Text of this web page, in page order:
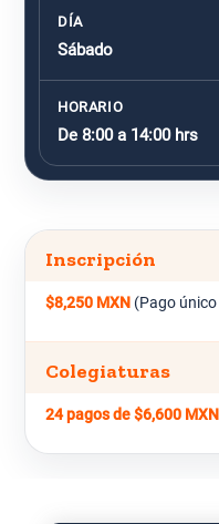
DÍA
Sábado
HORARIO
De 8:00 a 14:00 hrs
Inscripción
$8,250 MXN (Pago
Colegiaturas
24 pagos de $6,600 MXN